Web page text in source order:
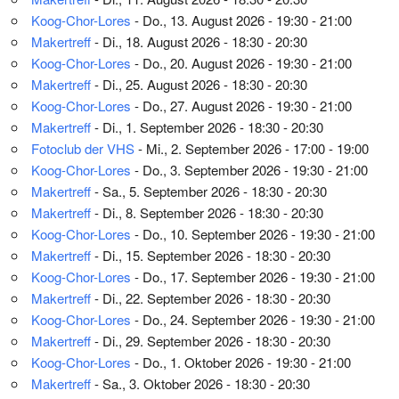
Koog-Chor-Lores - Do., 13. August 2026 - 19:30 - 21:00
Makertreff- Di., 18. August 2026 - 18:30 - 20:30
Koog-Chor-Lores - Do., 20. August 2026 - 19:30 - 21:00
Makertreff- Di., 25. August 2026 - 18:30 - 20:30
Koog-Chor-Lores - Do., 27. August 2026 - 19:30 - 21:00
Makertreff- Di., 1. September 2026 - 18:30 - 20:30
Fotoclub der VHS- Mi., 2. September 2026 - 17:00 - 19:00
Koog-Chor-Lores - Do., 3. September 2026 - 19:30 - 21:00
Makertreff- Sa., 5. September 2026 - 18:30 - 20:30
Makertreff- Di., 8. September 2026 - 18:30 - 20:30
Koog-Chor-Lores - Do., 10. September 2026 - 19:30 - 21:00
Makertreff- Di., 15. September 2026 - 18:30 - 20:30
Koog-Chor-Lores - Do., 17. September 2026 - 19:30 - 21:00
Makertreff- Di., 22. September 2026 - 18:30 - 20:30
Koog-Chor-Lores - Do., 24. September 2026 - 19:30 - 21:00
Makertreff- Di., 29. September 2026 - 18:30 - 20:30
Koog-Chor-Lores - Do., 1. Oktober 2026 - 19:30 - 21:00
Makertreff- Sa., 3. Oktober 2026 - 18:30 - 20:30